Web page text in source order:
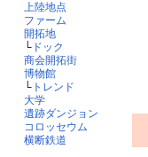
上陸地点
ファーム
開拓地
└ドック
商会開拓街
博物館
└トレンド
大学
遺跡ダンジョン
コロッセウム
横断鉄道